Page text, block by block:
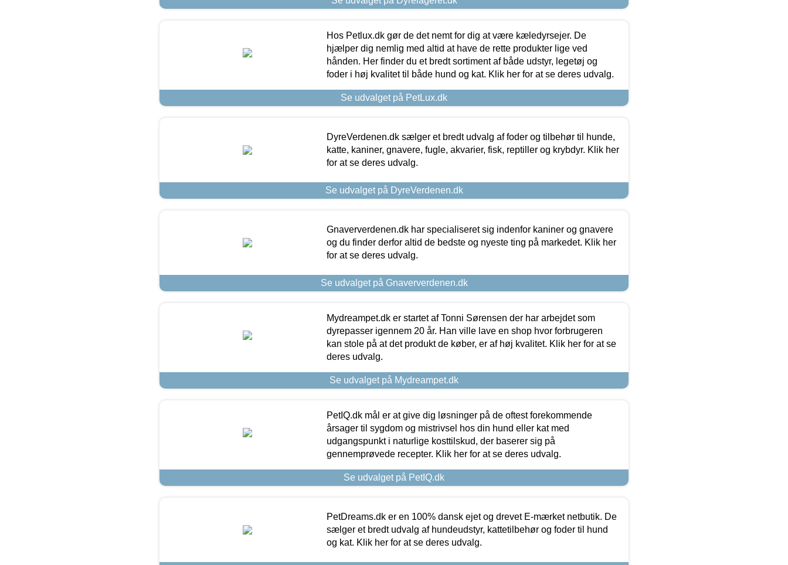
Hos Petlux.dk gør de det nemt for dig at være kæledyrsejer. De
hjælper dig nemlig med altid at have de rette produkter lige ved
hånden. Her finder du et bredt sortiment af både udstyr, legetøj og
foder i høj kvalitet til både hund og kat. Klik her for at se deres udvalg.
Se udvalget på PetLux.dk
DyreVerdenen.dk sælger et bredt udvalg af foder og tilbehør til hunde,
katte, kaniner, gnavere, fugle, akvarier, fisk, reptiller og krybdyr. Klik her
for at se deres udvalg.
Se udvalget på DyreVerdenen.dk
Gnaververdenen.dk har specialiseret sig indenfor kaniner og gnavere
og du finder derfor altid de bedste og nyeste ting på markedet. Klik her
for at se deres udvalg.
Se udvalget på Gnaververdenen.dk
Mydreampet.dk er startet af Tonni Sørensen der har arbejdet som
dyrepasser igennem 20 år. Han ville lave en shop hvor forbrugeren
kan stole på at det produkt de køber, er af høj kvalitet. Klik her for at se
deres udvalg.
Se udvalget på Mydreampet.dk
PetIQ.dk mål er at give dig løsninger på de oftest forekommende
årsager til sygdom og mistrivsel hos din hund eller kat med
udgangspunkt i naturlige kosttilskud, der baserer sig på
gennemprøvede recepter. Klik her for at se deres udvalg.
Se udvalget på PetIQ.dk
PetDreams.dk er en 100% dansk ejet og drevet E-mærket netbutik. De
sælger et bredt udvalg af hundeudstyr, kattetilbehør og foder til hund
og kat. Klik her for at se deres udvalg.